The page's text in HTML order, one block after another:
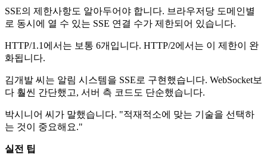
SSE의 제한사항도 알아두어야 합니다. 브라우저당 도메인별
로 동시에 열 수 있는 SSE 연결 수가 제한되어 있습니다.
HTTP/1.1에서는 보통 6개입니다. HTTP/2에서는 이 제한이 완
화됩니다.
김개발 씨는 알림 시스템을 SSE로 구현했습니다. WebSocket보
다 훨씬 간단했고, 서버 측 코드도 단순했습니다.
박시니어 씨가 말했습니다. "적재적소에 맞는 기술을 선택하
는 것이 중요해요."
실전 팁